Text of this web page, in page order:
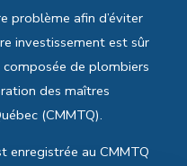
problème afin d’éviter
investissement est sûr
de plombiers
des maîtres
(CMMTQ).
enregistrée au CMMTQ